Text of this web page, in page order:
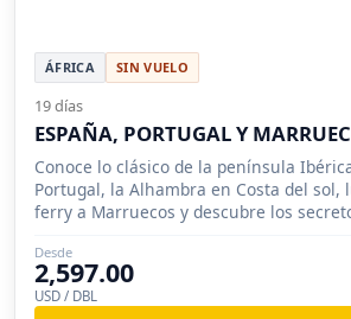
ÁFRICA SIN VUELO
19 días
ESPAÑA, PORTUGAL Y
Conoce lo clásico de la península
Portugal, la Alhambra en Costa del sol,
ferry a Marruecos y descubre los
Desde
2,597.00
USD / DBL